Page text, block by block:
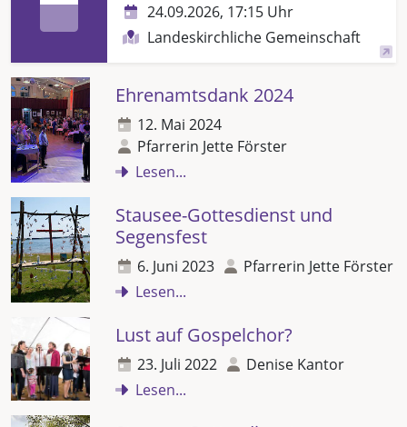
24.09.2026, 17:15 Uhr
Landeskirchliche Gemeinschaft
Ehrenamtsdank 2024
12. Mai 2024
Pfarrerin Jette Förster
Lesen...
Stausee-Gottesdienst und
Segensfest
6. Juni 2023
Pfarrerin Jette Förster
Lesen...
Lust auf Gospelchor?
23. Juli 2022
Denise Kantor
Lesen...